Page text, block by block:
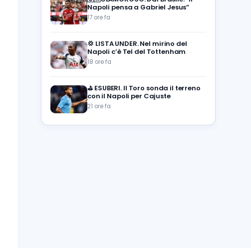
Napoli pensa a Gabriel Jesus”
17 ore fa
💢 LISTA UNDER. Nel mirino del
Napoli c’è Tel del Tottenham
18 ore fa
⛳ ESUBERI. Il Toro sonda il terreno
con il Napoli per Cajuste
21 ore fa